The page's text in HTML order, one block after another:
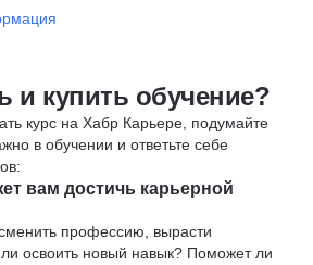
и купить обучение?
курс на Хабр Карьере, подумайте
в обучении и ответьте себе
вам достичь карьерной
профессию, вырасти
освоить новый навык? Поможет ли